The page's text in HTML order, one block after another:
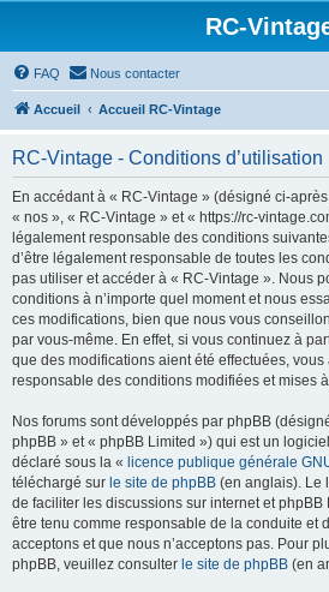
RC-
FAQ Nous contacter
Accueil Accueil RC-Vintage
RC-Vintage - Conditions d’utilisation
En accédant à « RC-Vintage » (désigné ci-
« nos », « RC-Vintage » et « https://rc-
légalement responsable des conditions
d’être légalement responsable de toutes les
pas utiliser et accéder à « RC-Vintage ». Nous
conditions à n’importe quel moment et nous
ces modifications, bien que nous vous
par vous-même. En effet, si vous continuez à
que des modifications aient été effectuées, vous
responsable des conditions modifiées et mises
Nos forums sont développés par phpBB
phpBB » et « phpBB Limited ») qui est un
déclaré sous la « licence publique générale
téléchargé sur le site de phpBB (en anglais). Le
de faciliter les discussions sur internet et
être tenu comme responsable de la conduite et
acceptons et que nous n’acceptons pas. Pour
phpBB, veuillez consulter le site de phpBB (en